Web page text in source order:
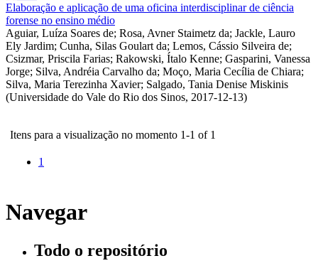
Elaboração e aplicação de uma oficina interdisciplinar de ciência
forense no ensino médio
Aguiar, Luíza Soares de; Rosa, Avner Staimetz da; Jackle, Lauro
Ely Jardim; Cunha, Silas Goulart da; Lemos, Cássio Silveira de;
Csizmar, Priscila Farias; Rakowski, Ítalo Kenne; Gasparini, Vanessa
Jorge; Silva, Andréia Carvalho da; Moço, Maria Cecília de Chiara;
Silva, Maria Terezinha Xavier; Salgado, Tania Denise Miskinis
(Universidade do Vale do Rio dos Sinos, 2017-12-13)
Itens para a visualização no momento 1-1 of 1
1
Navegar
Todo o repositório